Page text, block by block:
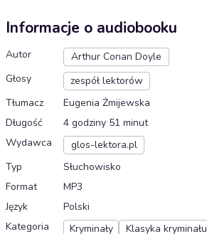
Informacje o audiobooku
Autor
Arthur Conan Doyle
Głosy
zespół lektorów
Tłumacz
Eugenia Żmijewska
Długość
4 godziny 51 minut
Wydawca
glos-lektora.pl
Typ
Słuchowisko
Format
MP3
Język
Polski
Kategoria
Kryminały Klasyka kryminału